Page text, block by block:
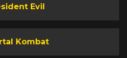
Evil
Kombat